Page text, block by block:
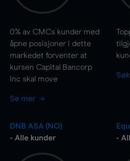
0% av CMCs kunder med
åpne posisjoner i dette
markedet forventer at
kursen Capital Bancorp
Inc skal move
Se mer
DNB ASA (NO)
- Alle kunder
-